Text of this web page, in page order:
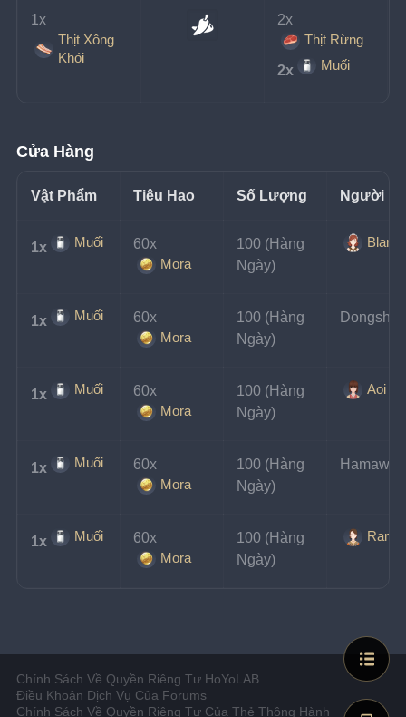
1x
Thịt Xông
Khói
2x
Thịt Rừng
2x
Muối
Cửa Hàng
Vật Phẩm Tiêu Hao Số Lượng Người
1x Muối
60x
Mora
100 (Hàng
Ngày)
1x Muối
60x
Mora
100 (Hàng
Ngày)
1x Muối
60x
Mora
100 (Hàng
Ngày)
Aoi
1x Muối
60x
Mora
100 (Hàng
Ngày)
Hamawi
1x Muối
60x
Mora
100 (Hàng
Ngày)
Rama
Chính Sách Về Quyền Riêng Tư HoYoLAB
Điều Khoản Dịch Vụ Của Forums
Chính Sách Về Quyền Riêng Tư Của Thẻ Thông Hành